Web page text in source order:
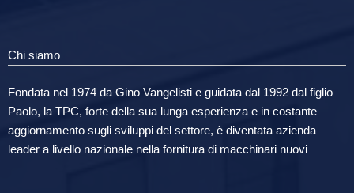
Chi siamo
Fondata nel 1974 da Gino Vangelisti e guidata dal 1992 dal figlio
Paolo, la TPC, forte della sua lunga esperienza e in costante
aggiornamento sugli sviluppi del settore, è diventata azienda
leader a livello nazionale nella fornitura di macchinari nuovi